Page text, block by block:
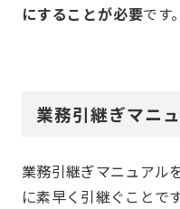
にすることが必要です。
業務引継ぎマニ
業務引継ぎマニュアル
に素早く引継ぐことで